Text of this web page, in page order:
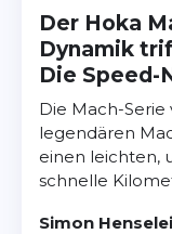
Der Hoka
Dynamik
Die Speed-
Die Mach-Serie
legendären
einen leichten,
schnelle
Simon